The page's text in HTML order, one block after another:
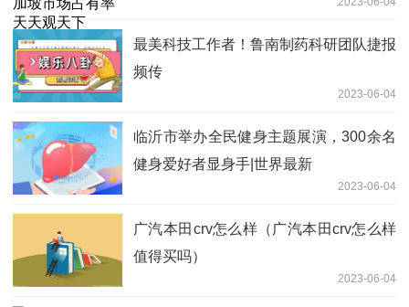
最美科技工作者！鲁南制药科研团队捷报
频传
2023-06-04
临沂市举办全民健身主题展演，300余名
健身爱好者显身手|世界最新
2023-06-04
广汽本田crv怎么样（广汽本田crv怎么样
值得买吗）
2023-06-04